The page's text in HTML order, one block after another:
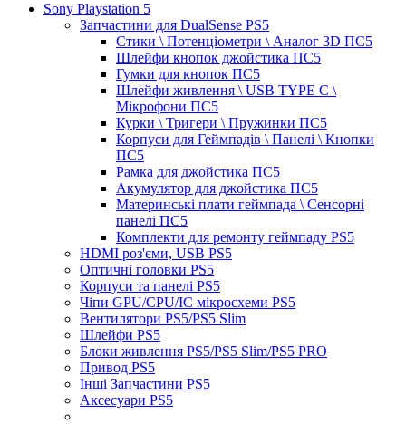
Sony Playstation 5
Запчастини для DualSense PS5
Стики \ Потенціометри \ Аналог 3D ПС5
Шлейфи кнопок джойстика ПС5
Гумки для кнопок ПС5
Шлейфи живлення \ USB TYPE C \
Мікрофони ПС5
Курки \ Тригери \ Пружинки ПС5
Корпуси для Геймпадів \ Панелі \ Кнопки
ПС5
Рамка для джойстика ПС5
Акумулятор для джойстика ПС5
Материнські плати геймпада \ Сенсорні
панелі ПС5
Комплекти для ремонту геймпаду PS5
HDMI роз'єми, USB PS5
Оптичні головки PS5
Корпуси та панелі PS5
Чіпи GPU/CPU/IC мікросхеми PS5
Вентилятори PS5/PS5 Slim
Шлейфи PS5
Блоки живлення PS5/PS5 Slim/PS5 PRO
Привод PS5
Інші Запчастини PS5
Аксесуари PS5